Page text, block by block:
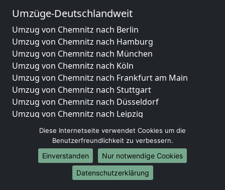
Umzüge-Deutschlandweit
Umzug von Chemnitz nach Berlin
Umzug von Chemnitz nach Hamburg
Umzug von Chemnitz nach München
Umzug von Chemnitz nach Köln
Umzug von Chemnitz nach Frankfurt am Main
Umzug von Chemnitz nach Stuttgart
Umzug von Chemnitz nach Düsseldorf
Umzug von Chemnitz nach Leipzig
Umzug von Chemnitz nach Dortmund
Umzug von Chemnitz nach Essen
Umzug von Chemnitz nach Bremen
Umzug von Chemnitz nach Dresden
Umzug von Chemnitz nach Hannover
Diese Internetseite verwendet Cookies um die
Benutzerfreundlichkeit zu verbessern.
Einverstanden
Nur notwendige Cookies
Datenschutzerklärung